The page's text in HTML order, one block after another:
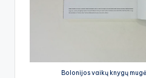
Bolonijos vaikų knygų